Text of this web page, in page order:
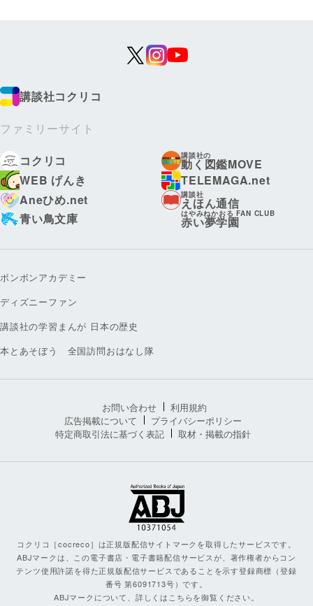
講談社コクリコ
ファミリーサイト
コクリコ
講談社の
動く図鑑MOVE
WEB げんき
TELEMAGA.net
Aneひめ.net
講談社
えほん通信
青い鳥文庫
はやみねかおる FAN CLUB
赤い夢学園
ボンボンアカデミー
ディズニーファン
講談社の学習まんが 日本の歴史
本とあそぼう 全国訪問おはなし隊
お問い合わせ
利用規約
広告掲載について
プライバシーポリシー
特定商取引法に基づく表記
取材・掲載の指針
コクリコ［cocreco］は正規版配信サイトマークを取得したサービスです。
ABJマークは、この電子書店・電子書籍配信サービスが、著作権者からコン
テンツ使用許諾を得た正規版配信サービスであることを示す登録商標（登録
番号 第6091713号）です。
ABJマークについて、詳しくはこちらを御覧ください。